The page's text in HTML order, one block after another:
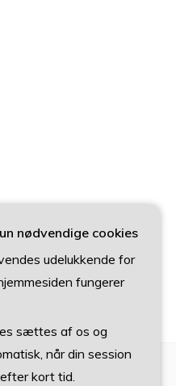
nødvendige cookies
udelukkende for
fungerer
sættes af os og
når din session
kort tid.